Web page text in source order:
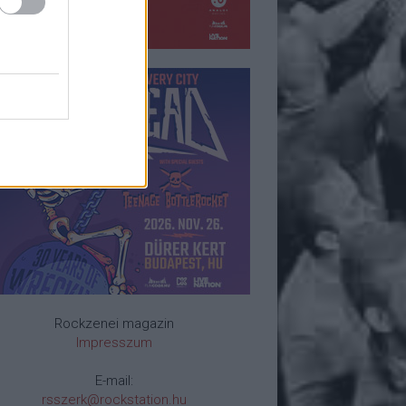
Rockzenei magazin
Impresszum
E-mail:
rsszerk@rockstation.hu